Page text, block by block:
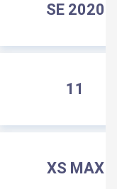
SE 2020
11
XS MAX